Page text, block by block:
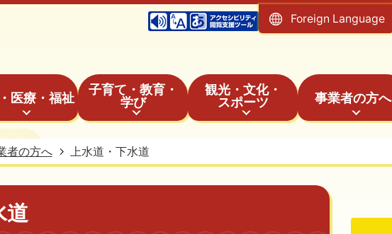
Foreign Language
医療・福祉
子育て・教育・
学び
観光・文化・
スポーツ
事業者の方へ
者の方へ 上水道・下水道
道